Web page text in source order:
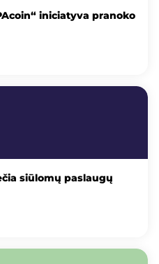
iniciatyva pranoko
siūlomų paslaugų